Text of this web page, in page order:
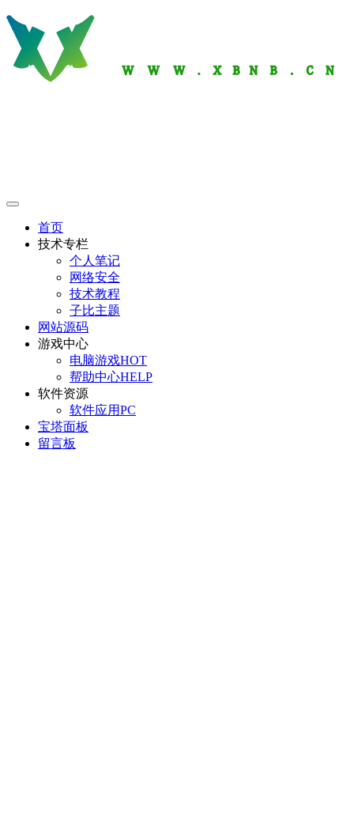
首页
技术专栏
个人笔记
网络安全
技术教程
子比主题
网站源码
游戏中心
电脑游戏HOT
帮助中心HELP
软件资源
软件应用PC
宝塔面板
留言板